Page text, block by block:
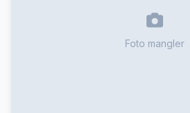
Foto mangler